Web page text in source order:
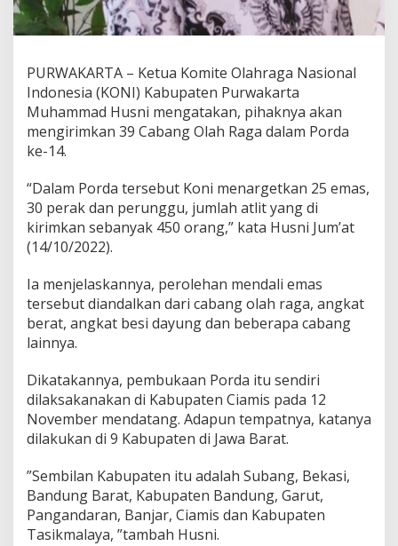
PURWAKARTA – Ketua Komite Olahraga Nasional
Indonesia (KONI) Kabupaten Purwakarta
Muhammad Husni mengatakan, pihaknya akan
mengirimkan 39 Cabang Olah Raga dalam Porda
ke-14.
“Dalam Porda tersebut Koni menargetkan 25 emas,
30 perak dan perunggu, jumlah atlit yang di
kirimkan sebanyak 450 orang,” kata Husni Jum’at
(14/10/2022).
Ia menjelaskannya, perolehan mendali emas
tersebut diandalkan dari cabang olah raga, angkat
berat, angkat besi dayung dan beberapa cabang
lainnya.
Dikatakannya, pembukaan Porda itu sendiri
dilaksakanakan di Kabupaten Ciamis pada 12
November mendatang. Adapun tempatnya, katanya
dilakukan di 9 Kabupaten di Jawa Barat.
”Sembilan Kabupaten itu adalah Subang, Bekasi,
Bandung Barat, Kabupaten Bandung, Garut,
Pangandaran, Banjar, Ciamis dan Kabupaten
Tasikmalaya, ”tambah Husni.